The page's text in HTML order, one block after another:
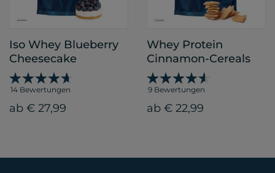
Iso Whey Blueberry
Cheesecake
14 Bewertungen
ab € 27,99
Whey Protein
Cinnamon-Cereals
9 Bewertungen
ab € 22,99